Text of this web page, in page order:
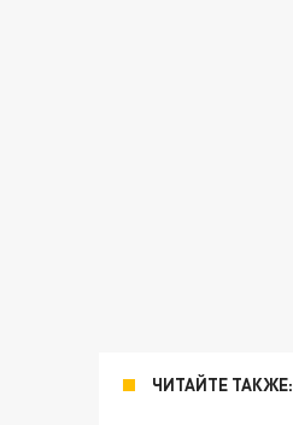
ЧИТАЙТЕ ТАКЖЕ: